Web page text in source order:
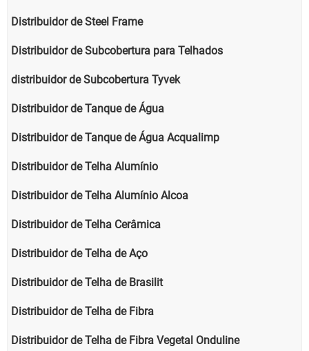
Distribuidor de Steel Frame
Distribuidor de Subcobertura para Telhados
distribuidor de Subcobertura Tyvek
Distribuidor de Tanque de Água
Distribuidor de Tanque de Água Acqualimp
Distribuidor de Telha Alumínio
Distribuidor de Telha Alumínio Alcoa
Distribuidor de Telha Cerâmica
Distribuidor de Telha de Aço
Distribuidor de Telha de Brasilit
Distribuidor de Telha de Fibra
Distribuidor de Telha de Fibra Vegetal Onduline